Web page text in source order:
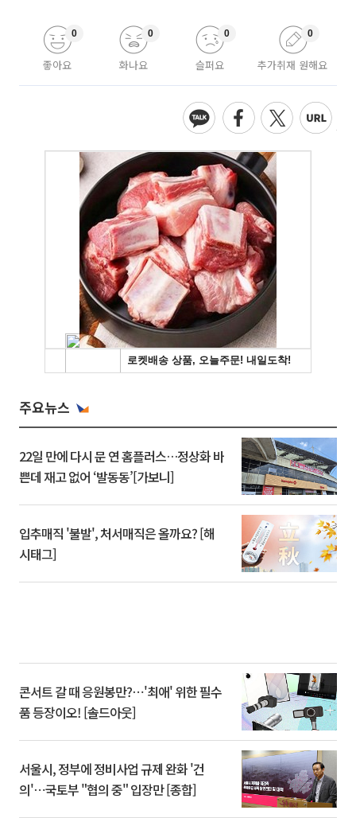
좋아요
0
화나요
0
슬퍼요
0
추가취재 원해요
0
주요뉴스
22일 만에 다시 문 연 홈플러스…정상화 바
쁜데 재고 없어 ‘발동동’[가보니]
입추매직 '불발', 처서매직은 올까요? [해
시태그]
콘서트 갈 때 응원봉만?⋯'최애' 위한 필수
품 등장이오! [솔드아웃]
서울시, 정부에 정비사업 규제 완화 '건
의'⋯국토부 "협의 중" 입장만 [종합]